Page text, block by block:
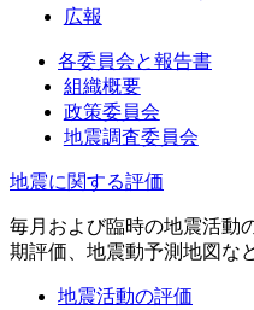
広報
各委員会と報告書
組織概要
政策委員会
地震調査委員会
地震に関する評価
毎月および臨時の地震活動
期評価、地震動予測地図など
地震活動の評価